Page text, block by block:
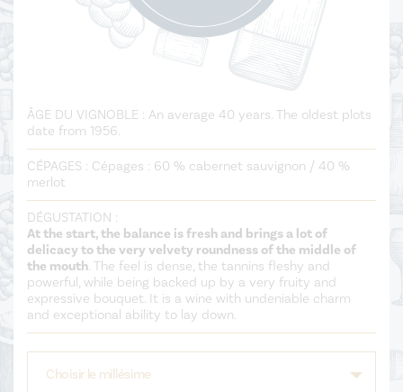
ÂGE DU VIGNOBLE : An average 40 years. The oldest plots
date from 1956.
CÉPAGES : Cépages : 60 % cabernet sauvignon / 40 %
merlot
DÉGUSTATION :
At the start, the balance is fresh and brings a lot of
delicacy to the very velvety roundness of the middle of
the mouth. The feel is dense, the tannins fleshy and
powerful, while being backed up by a very fruity and
expressive bouquet. It is a wine with undeniable charm
and exceptional ability to lay down.
Choisir le millésime